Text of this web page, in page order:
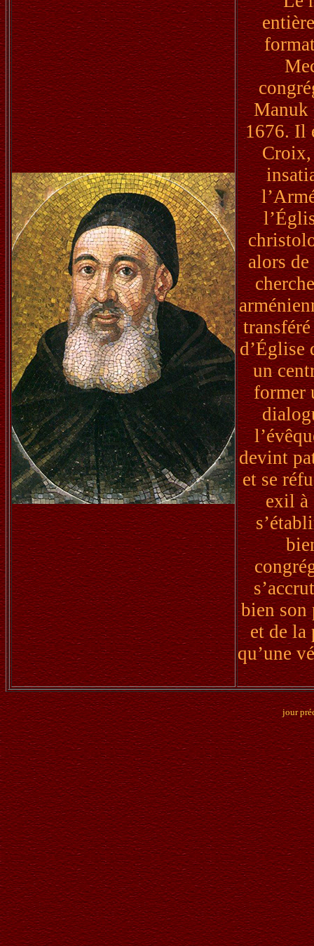
Manuk
1676. Il
Croix,
alors de
d’Église
un
former
devint
et se
exil à
bien son
et de la
qu’une
jour